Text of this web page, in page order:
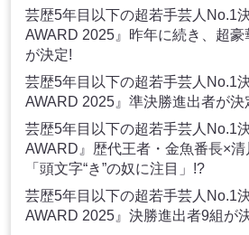
芸歴5年目以下の超若手芸人No.1
AWARD 2025』昨年に続き、超豪
が決定!
芸歴5年目以下の超若手芸人No.1
AWARD 2025』準決勝進出者が決
芸歴5年目以下の超若手芸人No.1
AWARD』歴代王者・金魚番長×
「頭文字“き”の奴に注目」!?
芸歴5年目以下の超若手芸人No.1
AWARD 2025』決勝進出者9組が